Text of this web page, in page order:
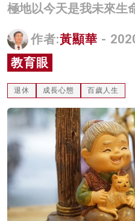
科技
影片
名家榜
灼見活動
關於我們
極地以今天是我未來生
作者:黃顯華 -
教育眼
退休 成長心態 百歲人生